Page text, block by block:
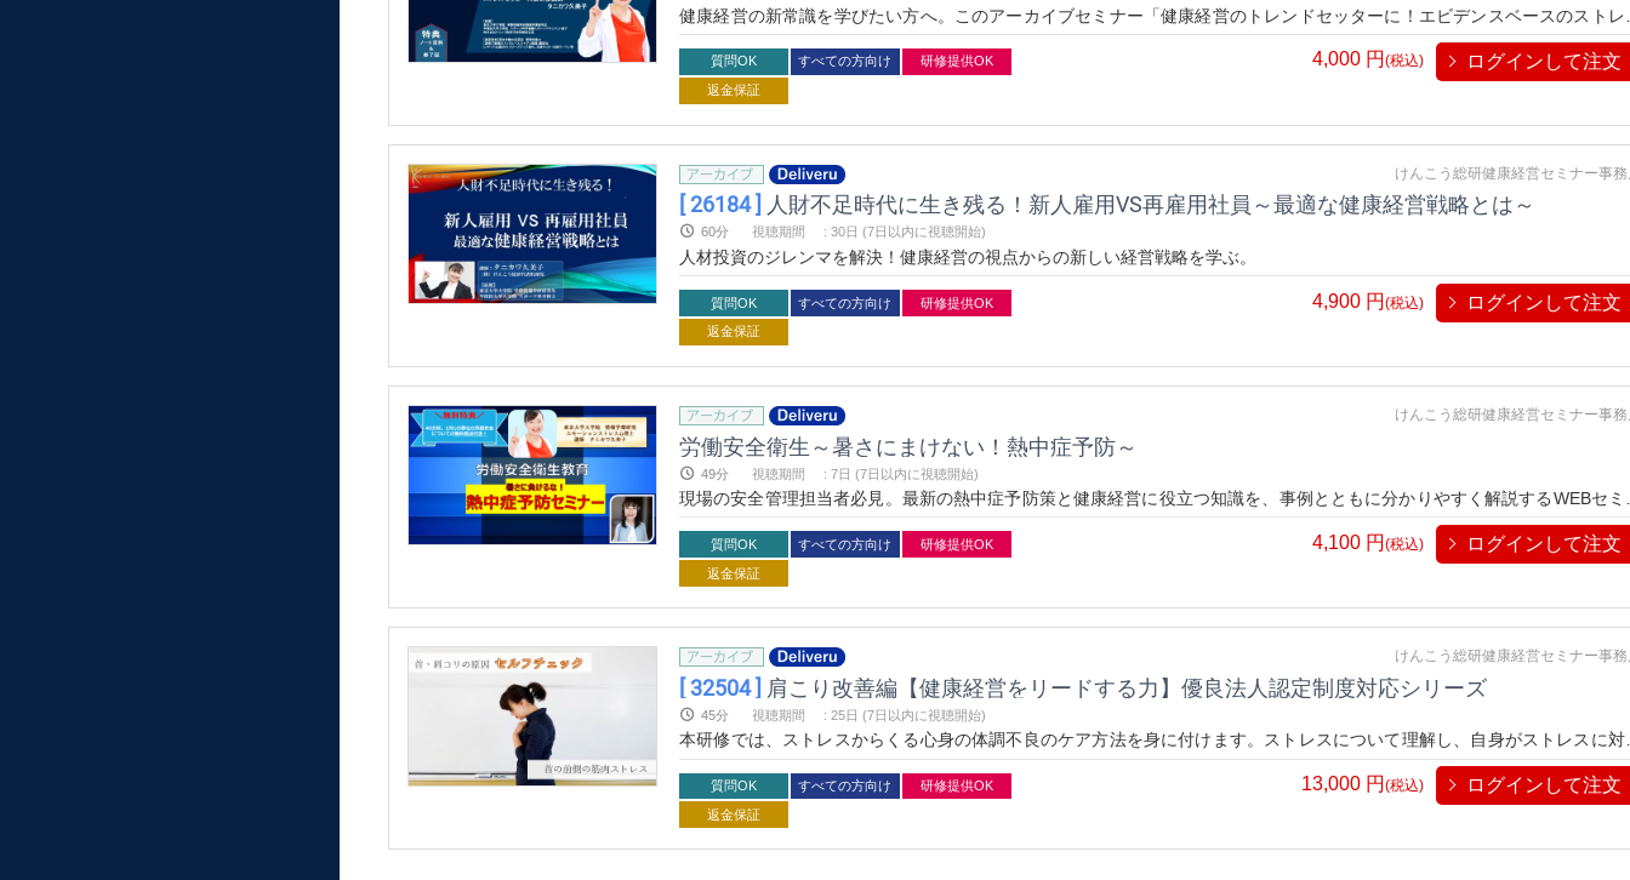
健康経営の新常識を学びたい方へ。このアーカイブセミナー「健康経営のトレンドセッターに！エビデンスベースのストレ
マネジメント」で、実証済みのストレスマネジメント手法をマスターし、業績と従業員の幸福を両立させましょう！
質問OK すべての方向け
研修提供OK
返金保証
4,000 円 (税込) ログインして注文
けんこう総研健康経営セミナー事
[ 26184 ] 人財不足時代に生き残る！新人雇用VS再雇用社員～最適な健康経営戦略とは～
60分 視聴期間 : 30日 (7日以内に視聴開始)
人材投資のジレンマを解決！健康経営の視点からの新しい経営戦略を学ぶ。
質問OK すべての方向け
研修提供OK
返金保証
4,900 円(税込) ログインして注文
けんこう総研健康経営セミナー事
労働安全衛生～暑さにまけない！熱中症予防～
49分 視聴期間 : 7日 (7日以内に視聴開始)
現場の安全管理担当者必見。最新の熱中症予防策と健康経営に役立つ知識を、事例とともに分かりやすく解説するWEBセミ
ーです
質問OK すべての方向け
研修提供OK
返金保証
4,100 円(税込) ログインして注文
けんこう総研健康経営セミナー事
[ 32504 ] 肩こり改善編【健康経営をリードする力】優良法人認定制度対応シリーズ
45分 視聴期間 : 25日 (7日以内に視聴開始)
本研修では、ストレスからくる心身の体調不良のケア方法を身に付けます。ストレスについて理解し、自身がストレスに対
るマネジメントができることを目指せるセミナーです。自宅だけではなく、職場でも上手くストレスからの疲労を蓄積させ
に、その場で軽減できるプログラムになっています。
質問OK すべての方向け
研修提供OK
返金保証
13,000 円(税込) ログインして注文